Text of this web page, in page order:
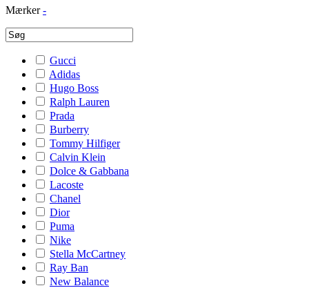
Mærker -
Gucci
Adidas
Hugo Boss
Ralph Lauren
Prada
Burberry
Tommy Hilfiger
Calvin Klein
Dolce & Gabbana
Lacoste
Chanel
Dior
Puma
Nike
Stella McCartney
Ray Ban
New Balance